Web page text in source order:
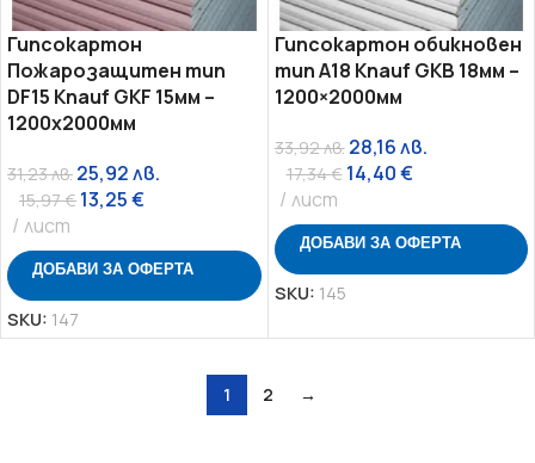
Гипсокартон
Пожарозащитен тип
DF15 Knauf GKF 15мм –
1200х2000мм
31,23лв. 25,92лв.
15,97€ 13,25€
лист
ДОБАВИ ЗА ОФЕРТА
SKU: 147
Гипсокартон обикновен
тип A18 Knauf GKB 18мм –
1200×2000мм
33,92лв. 28,16лв.
17,34€ 14,40€
лист
ДОБАВИ ЗА ОФЕРТА
SKU: 145
1 2 →